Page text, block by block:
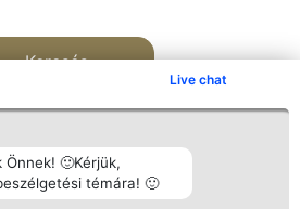
Live chat
🙂Kérjük,
témára! 🙂
Keresés